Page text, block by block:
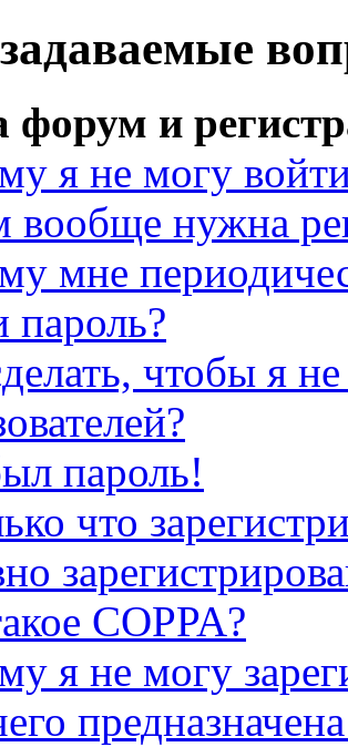
форум и
я не могу
вообще нужна
мне
пароль?
чтобы я
пароль!
что
COPPA?
я не могу